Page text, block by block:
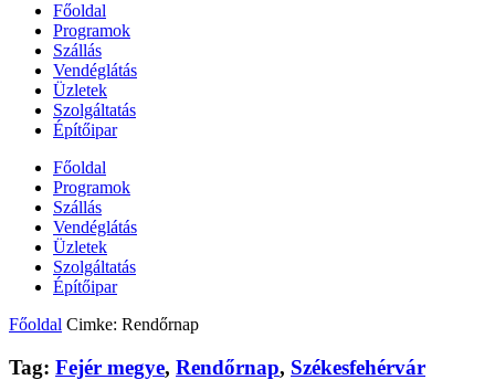
Főoldal
Programok
Szállás
Vendéglátás
Üzletek
Szolgáltatás
Építőipar
Főoldal
Programok
Szállás
Vendéglátás
Üzletek
Szolgáltatás
Építőipar
Főoldal Cimke: Rendőrnap
Tag: Fejér megye, Rendőrnap, Székesfehérvár